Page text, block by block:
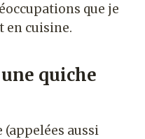
que je
en cuisine.
quiche
(appelées aussi